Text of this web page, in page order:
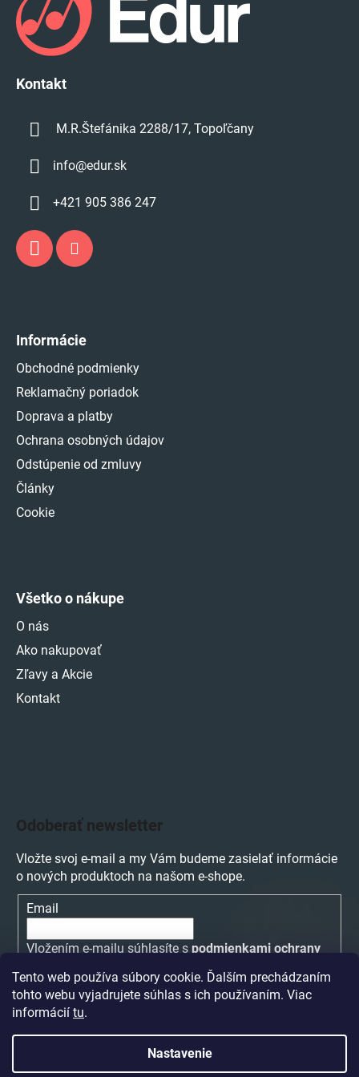
Tento web používa súbory cookie. Ďalším prechádzaním
tohto webu vyjadrujete súhlas s ich používaním. Viac
informácií tu.
Nastavenie
Kontakt
M.R.Štefánika 2288/17, Topoľčany
info@edur.sk
+421 905 386 247
Informácie
Obchodné podmienky
Reklamačný poriadok
Doprava a platby
Ochrana osobných údajov
Odstúpenie od zmluvy
Články
Cookie
Všetko o nákupe
O nás
Ako nakupovať
Zľavy a Akcie
Kontakt
Odoberať newsletter
Vložte svoj e-mail a my Vám budeme zasielať informácie
o nových produktoch na našom e-shope.
Email
Vložením e-mailu súhlasíte s podmienkami ochrany
PRIHLÁSIŤ SA